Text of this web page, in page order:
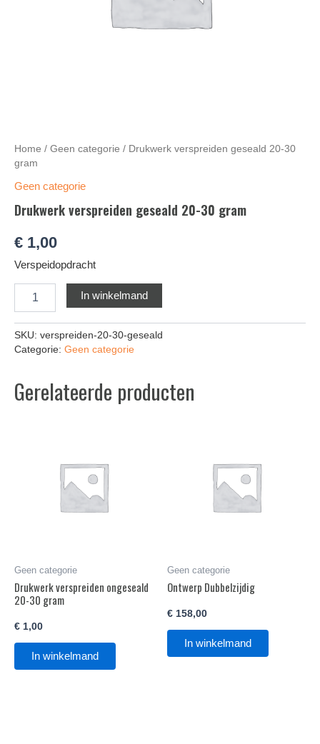
Home / Geen categorie / Drukwerk verspreiden geseald 20-30
gram
Geen categorie
Drukwerk verspreiden geseald 20-30 gram
€ 1,00
Verspeidopdracht
In winkelmand
SKU: verspreiden-20-30-geseald
Categorie: Geen categorie
Gerelateerde producten
Geen categorie
Drukwerk verspreiden ongeseald
20-30 gram
€ 1,00
In winkelmand
Geen categorie
Ontwerp Dubbelzijdig
€ 158,00
In winkelmand